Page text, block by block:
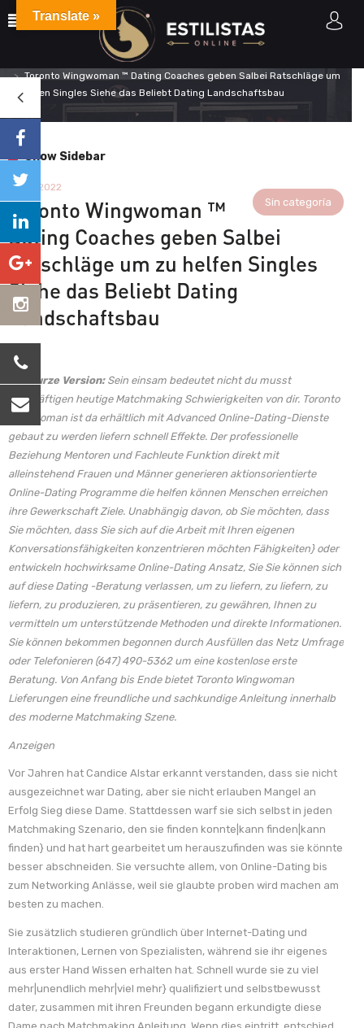
Sin categoría
Toronto Wingwoman ™ Dating Coaches geben Salbei Ratschläge um
zu helfen Singles Siehe das Beliebt Dating Landschaftsbau
Show Sidebar
Sin categoría
9 May 2022
Toronto Wingwoman ™
Dating Coaches geben Salbei
Ratschläge um zu helfen Singles
Siehe das Beliebt Dating
Landschaftsbau
Der kurze Version: Sein einsam bedeutet nicht du musst
beschäftigen heutige Matchmaking Schwierigkeiten von dir. Toronto
Wingwoman ist da erhältlich mit Advanced Online-Dating-Dienste
gebaut zu werden liefern schnell Effekte. Der professionelle
Beziehung Mentoren und Fachleute Funktion direkt mit
alleinstehend Frauen und Männer generieren aktionsorientierte
Online-Dating Programme die helfen können Menschen erreichen
ihre Gewerkschaft Ziele. Unabhängig davon, ob Sie möchten, dass
Sie möchten, dass Sie sich auf die Arbeit mit Ihren eigenen
Konversationsfähigkeiten konzentrieren möchten Fähigkeiten} oder
entwickeln hochwirksame Online-Dating Ansatz, Sie Sie können sich
auf diese Dating -Beratung verlassen, um zu liefern, zu liefern, zu
liefern, zu produzieren, zu präsentieren, zu gewähren, Ihnen zu
vermitteln um unterstützende Methoden und direkte Informationen.
Sie können bekommen begonnen durch Ausfüllen das Netz Umfrage
oder Telefonieren (647) 490-5362 um eine kostenlose erste
Beratung. Von Anfang bis Ende bietet Toronto Wingwoman
Lieferungen eine freundliche und sachkundige Anleitung innerhalb
des moderne Matchmaking Szene.
Anzeigen
Vor Jahren hat Candice Alstar erkannt verstanden, dass sie nicht
ausgezeichnet war Dating, aber sie nicht erlauben Mangel an
Erfolg Sieg diese Dame. Stattdessen warf sie sich selbst in jeden
Matchmaking Szenario, den sie finden konnte|kann finden|kann
finden} und hat hart gearbeitet um herauszufinden was sie könnte
besser abschneiden. Sie versuchte allem, von Online-Dating bis
zum Networking Anlässe, weil sie glaubte proben wird machen am
besten zu machen.
Sie zusätzlich studieren gründlich über Internet-Dating und
Interaktionen, Lernen von Spezialisten, während sie ihr eigenes
aus erster Hand Wissen erhalten hat. Schnell wurde sie zu viel
mehr|unendlich mehr|viel mehr} qualifiziert und selbstbewusst
dater, zusammen mit ihren Freunden begann erkundigte diese
Dame nach Matchmaking Anleitung. Wenn dies eintritt, entschied
Translate »